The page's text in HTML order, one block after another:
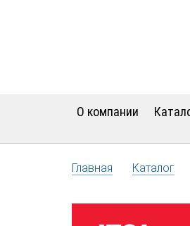
О компании
Главная Каталог